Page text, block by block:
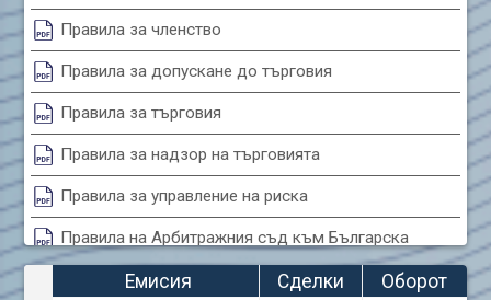
Air France (AFR0)
Air Liquide SA (AIL)
Airbus SE (AIR)
Aixtron SE (AIXA)
Algonquin Power & Utilities Corp (751)
Alibaba Group Holding Ltd. (AHLA)
Allianz SE (ALV)
Alphabet Inc. (ABEA)
Alphabet Inc. (ABEC)
Altria Group Inc. (PHM7)
Amazon.com Inc. (AMZ)
Правила за членство
Правила за допускане до търговия
Правила за търговия
Правила за надзор на търговията
Правила за управление на риска
Правила на Арбитражния съд към Българска
фондова борса
Емисия Сделки
Оборот